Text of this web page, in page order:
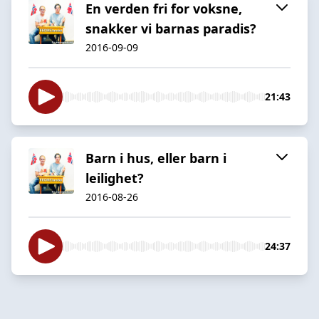
En verden fri for voksne,
snakker vi barnas paradis?
2016-09-09
21:43
Barn i hus, eller barn i
leilighet?
2016-08-26
24:37